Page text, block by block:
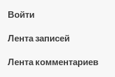
Войти
Лента записей
Лента комментариев